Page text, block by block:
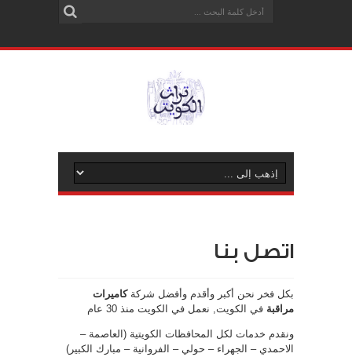
اتصل بنا
بكل فخر نحن أكبر وأقدم وأفضل شركةكاميرات
مراقبة في الكويت, نعمل في الكويت منذ 30 عام
ونقدم خدمات لكل المحافظات الكويتية (العاصمة –
الاحمدي – الجهراء – حولي – الفروانية – مبارك الكبير)